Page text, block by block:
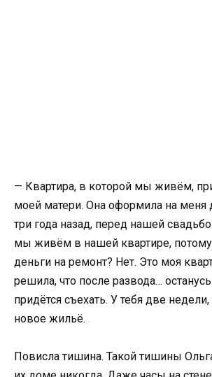
— Квартира, в которой мы живём,
моей матери. Она оформила на меня
три года назад, перед нашей
мы живём в нашей квартире,
деньги на ремонт? Нет. Это моя
решила, что после развода…
придётся съехать. У тебя две
новое жильё.
Повисла тишина. Такой тишины